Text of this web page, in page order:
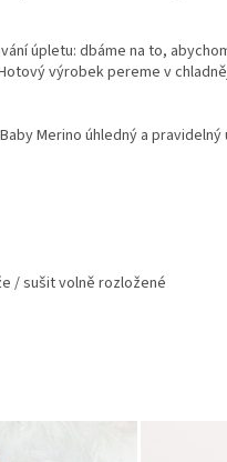
úpletu: dbáme na to,
výrobek pereme v
Merino úhledný a pravidelný
/ sušit volně rozložené